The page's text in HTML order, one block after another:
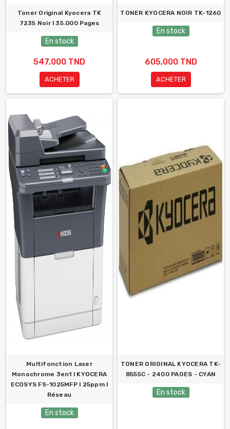
Toner Original Kyocera TK
7235 Noir l 35.000 Pages
En stock
547,000 TND
ACHETER
TONER KYOCERA NOIR TK-1260
En stock
605,000 TND
ACHETER
Multifonction Laser
Monochrome 3en1 l KYOCERA
ECOSYS FS-1025MFP l 25ppm l
Réseau
En stock
TONER ORIGINAL KYOCERA TK-
8555C - 2400 PAGES - CYAN
En stock